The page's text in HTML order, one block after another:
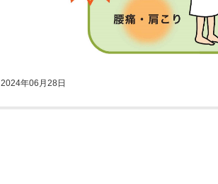
2024年06月28日